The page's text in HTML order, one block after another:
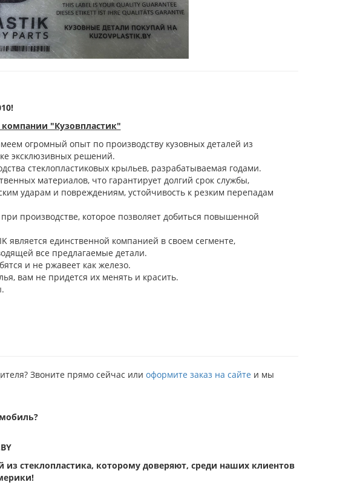
"Кузовпластик"
огромный опыт по производству кузовных деталей из
эксклюзивных решений.
стеклопластиковых крыльев, разрабатываемая годами.
материалов, что гарантирует долгий срок службы,
ударам и повреждениям, устойчивость к резким перепадам
производстве, которое позволяет добиться повышенной
является единственной компанией в своем сегменте,
все предлагаемые детали.
и не ржавеет как железо.
вам не придется их менять и красить.
Звоните прямо сейчас или оформите заказ на сайте и мы
из стеклопластика, которому доверяют, среди наших клиентов